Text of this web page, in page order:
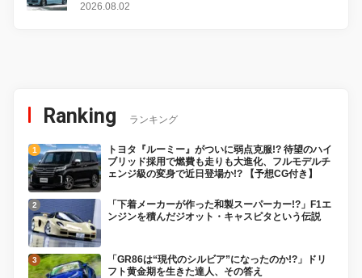
感
2026.08.02
Ranking ランキング
トヨタ『ルーミー』がついに弱点克服!? 待望のハイ
ブリッド採用で燃費も走りも大進化、フルモデルチ
ェンジ級の変身で近日登場か!? 【予想CG付き】
「下着メーカーが作った和製スーパーカー!?」F1エ
ンジンを積んだジオット・キャスピタという伝説
「GR86は“現代のシルビア”になったのか!?」ドリ
フト黄金期を生きた達人、その答え